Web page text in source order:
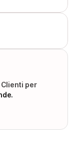
per